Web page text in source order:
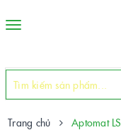
Toggle
Trang chủ Aptomat LS